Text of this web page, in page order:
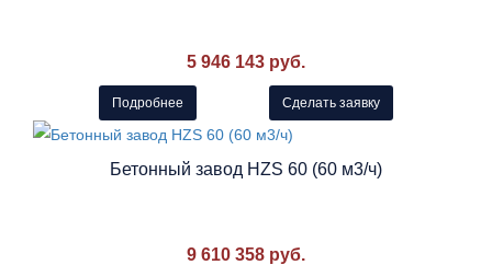
5 946 143 руб.
Подробнее Сделать заявку
Бетонный завод HZS 60 (60 м3/ч)
9 610 358 руб.